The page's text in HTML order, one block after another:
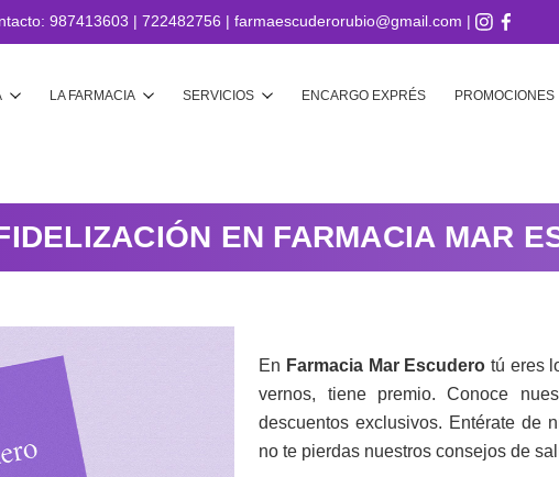
987413603 | 722482756 | farmaescuderorubio@gmail.com |
LA FARMACIA SERVICIOS ENCARGO EXPRÉS PROMOCIONES
EN FARMACIA MAR
En Farmacia Mar Escudero tú eres
vernos, tiene premio. Conoce
descuentos exclusivos. Entérate de
no te pierdas nuestros consejos de